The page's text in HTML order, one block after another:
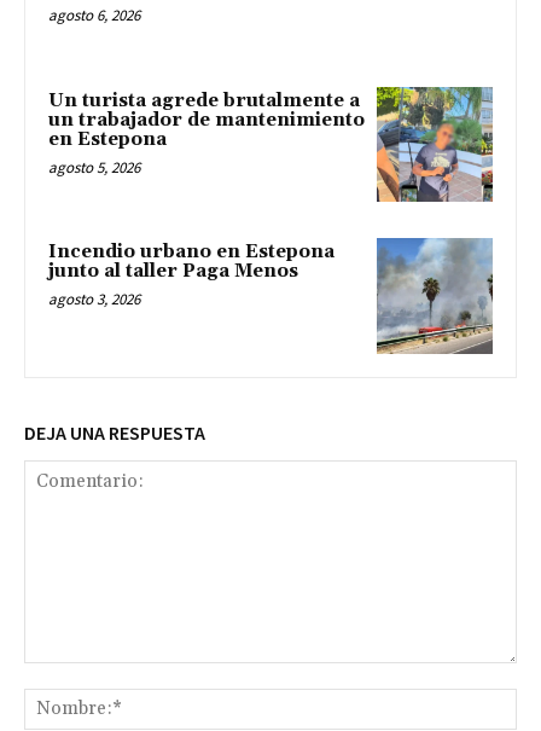
agosto 6, 2026
Un turista agrede brutalmente a
un trabajador de mantenimiento
en Estepona
agosto 5, 2026
Incendio urbano en Estepona
junto al taller Paga Menos
agosto 3, 2026
DEJA UNA RESPUESTA